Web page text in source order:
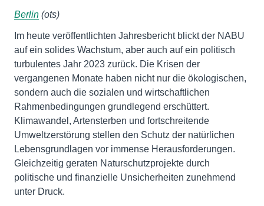
Berlin (ots)
Im heute veröffentlichten Jahresbericht blickt der NABU
auf ein solides Wachstum, aber auch auf ein politisch
turbulentes Jahr 2023 zurück. Die Krisen der
vergangenen Monate haben nicht nur die ökologischen,
sondern auch die sozialen und wirtschaftlichen
Rahmenbedingungen grundlegend erschüttert.
Klimawandel, Artensterben und fortschreitende
Umweltzerstörung stellen den Schutz der natürlichen
Lebensgrundlagen vor immense Herausforderungen.
Gleichzeitig geraten Naturschutzprojekte durch
politische und finanzielle Unsicherheiten zunehmend
unter Druck.